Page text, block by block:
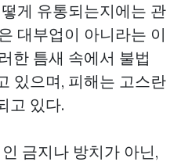
게 유통되는지에는 관
대부업이 아니라는 이
한 틈새 속에서 불법
있으며, 피해는 고스란
고 있다.
금지나 방치가 아닌,